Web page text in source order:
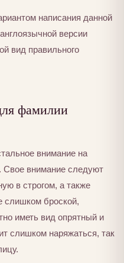
написания данной
версии
вид правильного
фамилии
внимание на
Свое внимание следуют
в строгом, а также
слишком броской,
иметь вид опрятный и
слишком наряжаться, так